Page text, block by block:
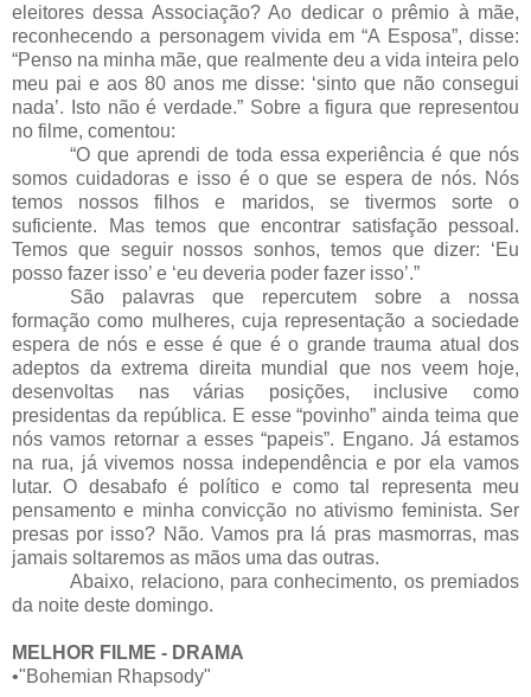
eleitores dessa Associação? Ao dedicar o prêmio à mãe,
reconhecendo a personagem vivida em “A Esposa”, disse:
“Penso na minha mãe, que realmente deu a vida inteira pelo
meu pai e aos 80 anos me disse: ‘sinto que não consegui
nada’. Isto não é verdade.” Sobre a figura que representou
no filme, comentou:
“O que aprendi de toda essa experiência é que nós
somos cuidadoras e isso é o que se espera de nós. Nós
temos nossos filhos e maridos, se tivermos sorte o
suficiente. Mas temos que encontrar satisfação pessoal.
Temos que seguir nossos sonhos, temos que dizer: ‘Eu
posso fazer isso’ e ‘eu deveria poder fazer isso’.”
São palavras que repercutem sobre a nossa
formação como mulheres, cuja representação a sociedade
espera de nós e esse é que é o grande trauma atual dos
adeptos da extrema direita mundial que nos veem hoje,
desenvoltas nas várias posições, inclusive como
presidentas da república. E esse “povinho” ainda teima que
nós vamos retornar a esses “papeis”. Engano. Já estamos
na rua, já vivemos nossa independência e por ela vamos
lutar. O desabafo é político e como tal representa meu
pensamento e minha convicção no ativismo feminista. Ser
presas por isso? Não. Vamos pra lá pras masmorras, mas
jamais soltaremos as mãos uma das outras.
Abaixo, relaciono, para conhecimento, os premiados
da noite deste domingo.
MELHOR FILME - DRAMA
•"Bohemian Rhapsody"